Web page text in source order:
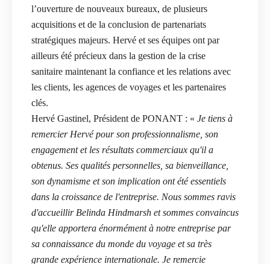
l’ouverture de nouveaux bureaux, de plusieurs
acquisitions et de la conclusion de partenariats
stratégiques majeurs. Hervé et ses équipes ont par
ailleurs été précieux dans la gestion de la crise
sanitaire maintenant la confiance et les relations avec
les clients, les agences de voyages et les partenaires
clés.
Hervé Gastinel, Président de PONANT : « Je tiens à
remercier Hervé pour son professionnalisme, son
engagement et les résultats commerciaux qu'il a
obtenus. Ses qualités personnelles, sa bienveillance,
son dynamisme et son implication ont été essentiels
dans la croissance de l'entreprise. Nous sommes ravis
d'accueillir Belinda Hindmarsh et sommes convaincus
qu'elle apportera énormément à notre entreprise par
sa connaissance du monde du voyage et sa très
grande expérience internationale. Je remercie